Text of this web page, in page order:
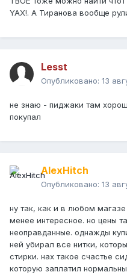
YAX!. А Тиранова вообще
Lesst
Опубликовано: 13
не знаю - пиджаки там
покупал
AlexHitch
Опубликовано: 13
ну так, как и в любом
менее интересное. но цены
неоправданные. однажды
ней убирал все нитки,
стирки. нах такое счастье
которую заплатил